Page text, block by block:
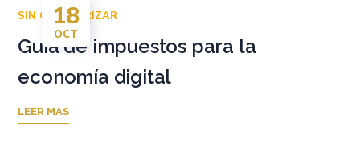
18
OCT
SIN CATEGORIZAR
Guía de impuestos para la
economía digital
LEER MAS